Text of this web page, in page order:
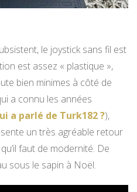
le joystick sans fil est
est assez « plastique »,
bien minimes à côté de
a connu les années
a parlé de Turk182 ?),
un très agréable retour
faut de modernité. De
sous le sapin à Noël.